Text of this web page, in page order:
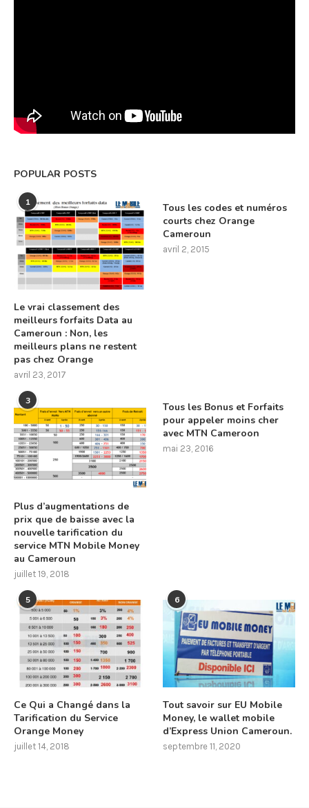
POPULAR POSTS
1
Le vrai classement des
meilleurs forfaits Data au
Cameroun : Non, les
meilleurs plans ne restent
pas chez Orange
avril 23, 2017
Tous les codes et numéros
courts chez Orange
Cameroun
avril 2, 2015
3
Plus d’augmentations de
prix que de baisse avec la
nouvelle tarification du
service MTN Mobile Money
au Cameroun
juillet 19, 2018
Tous les Bonus et Forfaits
pour appeler moins cher
avec MTN Cameroon
mai 23, 2016
5
Ce Qui a Changé dans la
Tarification du Service
Orange Money
juillet 14, 2018
6
Tout savoir sur EU Mobile
Money, le wallet mobile
d’Express Union Cameroun.
septembre 11, 2020